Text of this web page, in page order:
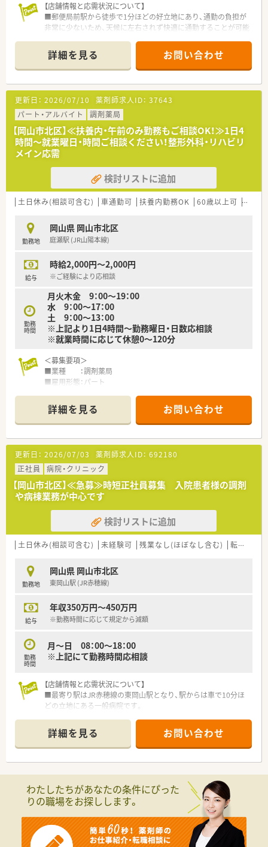
■生活に密着したアドバイスができる薬剤師になりたい方
■調剤業務とOTC業務の両方に興味があり、薬剤師としての幅を
広げたい方
■店舗の皆で目標に向かってがんばりたい方
【店舗情報と応需状況について】
■郵便局前駅から徒歩で1分ほどの好立地にあり、通勤の負担が
非常に少ないため、天候に左右されず快適に通勤することが可能
■近隣の耳鼻咽喉科と大腸肛門クリニックから、1日に約50枚の
処方箋を応需しており、耳鼻科メインの処方内容が中心となりま
す。
■薬剤師は常勤1名とパート4名の体制で運営されており、常時2
名から3名の体制を整えることで、ゆとりある調剤業務を行って
います。
【募集背景と求める人物像について】
■2024年10月の新規開業以来、地域に根ざした医療を提供する
ために、戦力となってくれるパート薬剤師の方を急募していま
す。
■ブランクがある方やＷワークを希望される方も歓迎しており、
周囲と協力しながら円滑に業務を進められる柔軟な方を求めて
います。
■調剤や服薬指導の経験を活かしつつ、新しい店舗を一緒に盛り
場です。
【法人特徴について】
市の中心地に密着した店舗展開を行い、地域貢献を目指していま
す。
現場の課題や負担を敏感に察知し、就業環境の整備を推進してい
ます。
■現場目線の経営を行っていることが最大の特徴であり、働くス
タッフ一人ひとりの声を大切にする風通しの良い組織作りをし
ています。
【求人情報について】
■パート薬剤師としての募集であり、時給は2,200円から2,500
円の間で、これまでの経験や勤務条件を十分に考慮して決定しま
す。
■勤務時間は9時から19時の間でのシフト制となっており、扶養
内での勤務や短時間勤務を希望される方もまずは相談くださ
い。
■積雪の心配がほとんどないエリアでの勤務となるため、冬場で
あっても交通機関の乱れを気にせず、安定して出勤することが可
能です。
詳細を見る お問い合わせ
更新日： 2026/07/10 薬剤師求人ID： 37643
パート・アルバイト
調剤薬局
【岡山市北区】≪扶養内・午前のみ勤務もご相談OK！≫1日4
時間～就業曜日・時間ご相談ください！整形外科・リハビリ
メイン応需
検討リストに追加
土日休み(相談可含む) 車通勤可 扶養内勤務OK 60歳以上可 シフ
勤務地
岡山県 岡山市北区
庭瀬駅 (JR山陽本線)
給与
時給2,000円～2,000円
※ご経験により応相談
勤務
時間
月火木金 9：00～19：00
水 9：00～17：00
土 9：00～13：00
※上記より1日4時間～勤務曜日・日数応相談
※就業時間に応じて休憩0～120分
＜募集要項＞
■業種 ：調剤薬局
■雇用形態：パート
■資格 ：薬剤師免許をお持ちの方（取得見込みの方を含む）
■給与 ：時給2,000円
■勤務時間：
月火木金 9：00～19：00
水 9：00～17：00
土 9：00～13：00
※上記より1日4時間～勤務曜日・日数応相談
※就業時間に応じて休憩0～120分
■休日 ：日祝＋シフトによる 有給休暇法定通り付与
■福利厚生諸手当：厚生年金, その他健保, 雇用保険, 労災保険
＜こんな薬局です＞
■JR庭瀬駅より徒歩13分の距離にある平屋建ての薬局です。
■調剤、監査、投薬など
■門前のクリニックより整形をメインに処方箋を応需していま
す。
＜研修制度＞
■現場の先輩薬剤師より指導を受けて頂きます。
＜法人特徴＞
■岡山県に1店舗展開している地域密着型の調剤薬局です。
■社長は女性の為、女性が働きやすい環境づくりに力を入れてい
■薬局経営・不動産賃貸も行っています。
■お薬の配達も積極的に行っています。
■扶養内で働きたい方
■ゆったりとした環境で働きたい方等々、
気になる方はお気軽にお問い合わせ下さい。
詳細を見る お問い合わせ
更新日： 2026/07/03 薬剤師求人ID： 692180
正社員
病院・クリニック
【岡山市北区】≪急募≫時短正社員募集 入院患者様の調剤
や病棟業務が中心です
検討リストに追加
土日休み(相談可含む) 未経験可 残業なし(ほぼなし含む) 転勤なし
勤務地
岡山県 岡山市北区
東岡山駅 (JR赤穂線)
給与
年収350万円～450万円
※勤務時間に応じて規定から減額
勤務
時間
月～日 08：00～18：00
※上記にて勤務時間応相談
【店舗情報と応需状況について】
■最寄り駅はJR赤穂線の東岡山駅となり、駅からは車で10分ほ
どの立地にある一般病院です。
リハビリテーション科など多岐にわたります。
■現在、常勤薬剤師2名体制で業務を行っており、今回は増員の
ための募集となります。
■病院薬剤師としての体制強化を目指しており、今回新たに薬剤
師を増員募集することになりました。
■病院勤務が未経験の方やブランクがある方でも、丁寧に指導し
■チーム医療の一員として、他職種と連携しながら前向きに業務
に取り組んでくださる方を歓迎します。
詳細を見る お問い合わせ
わたしたちがあなたの条件にぴった
りの職場をお探しします。